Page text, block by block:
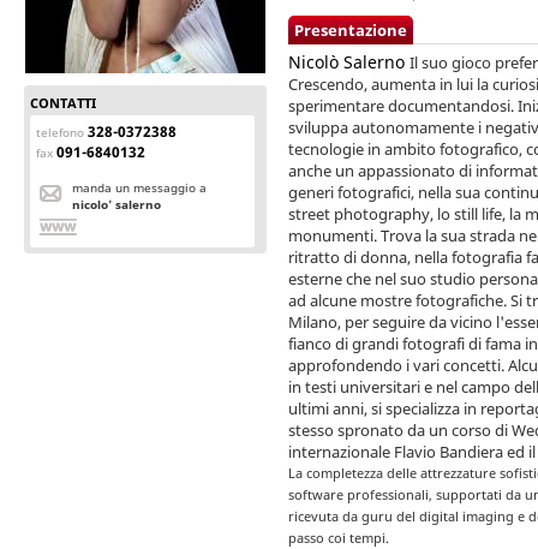
CONTATTI
telefono 328-0372388
fax 091-6840132
manda un messaggio a
nicolo' salerno
Presentazione
Nicolò Salerno Il suo gioco
Crescendo, aumenta in lui la
sperimentare documentandosi.
sviluppa autonomamente i
tecnologie in ambito fotografico,
anche un appassionato di
generi fotografici, nella sua
street photography, lo still life, la
monumenti. Trova la sua strada
ritratto di donna, nella fotografia
esterne che nel suo studio
ad alcune mostre fotografiche. Si
Milano, per seguire da vicino
fianco di grandi fotografi di fama
approfondendo i vari concetti.
in testi universitari e nel campo
ultimi anni, si specializza in
stesso spronato da un corso di
internazionale Flavio Bandiera ed
La completezza delle attrezzature
software professionali, supportati da
ricevuta da guru del digital imaging e
passo coi tempi.